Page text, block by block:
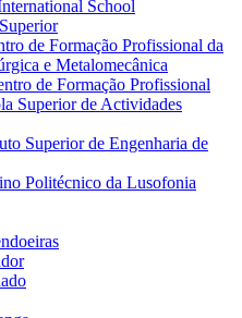
School
de Formação Profissional da
e Metalomecânica
de Formação Profissional
Superior de Actividades
Superior de Engenharia de
Politécnico da Lusofonia